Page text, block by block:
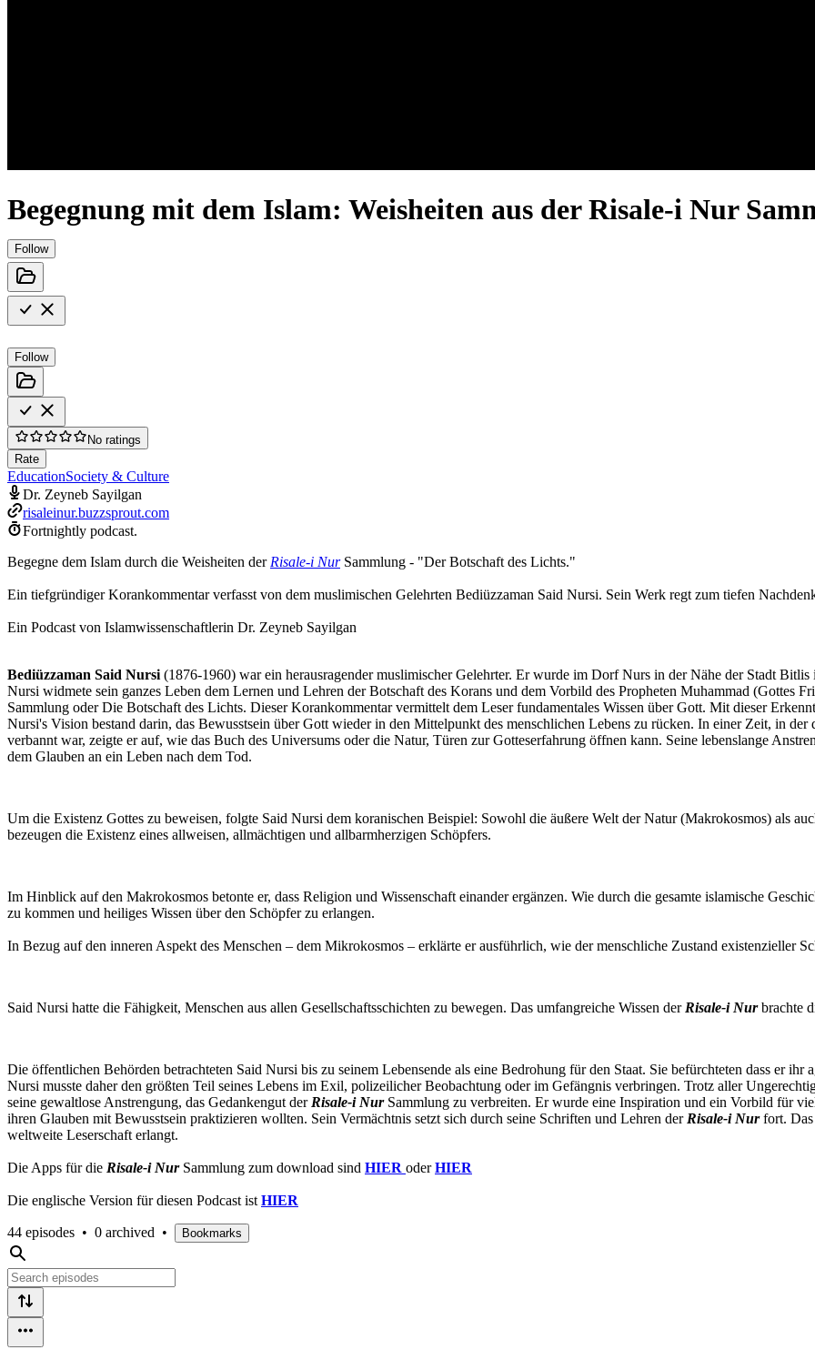
Begegnung mit dem Islam: Weisheiten aus der Risale-i Nur
Follow
Follow
No ratings
Rate
EducationSociety & Culture
Dr. Zeyneb Sayilgan
risaleinur.buzzsprout.com
Fortnightly podcast.
Begegne dem Islam durch die Weisheiten der Risale-i Nur Sammlung - "Der Botschaft des Lichts."
Ein tiefgründiger Korankommentar verfasst von dem muslimischen Gelehrten Bediüzzaman Said Nursi. Sein Werk regt zum tiefen
Ein Podcast von Islamwissenschaftlerin Dr. Zeyneb Sayilgan
Bediüzzaman Said Nursi (1876-1960) war ein herausragender muslimischer Gelehrter. Er wurde im Dorf Nurs in der Nähe der Stadt
Nursi widmete sein ganzes Leben dem Lernen und Lehren der Botschaft des Korans und dem Vorbild des Propheten Muhammad (Gottes
Sammlung oder Die Botschaft des Lichts. Dieser Korankommentar vermittelt dem Leser fundamentales Wissen über Gott. Mit dieser
Nursi's Vision bestand darin, das Bewusstsein über Gott wieder in den Mittelpunkt des menschlichen Lebens zu rücken. In einer Zeit, in
verbannt war, zeigte er auf, wie das Buch des Universums oder die Natur, Türen zur Gotteserfahrung öffnen kann. Seine lebenslange
dem Glauben an ein Leben nach dem Tod.
Um die Existenz Gottes zu beweisen, folgte Said Nursi dem koranischen Beispiel: Sowohl die äußere Welt der Natur (Makrokosmos) als
bezeugen die Existenz eines allweisen, allmächtigen und allbarmherzigen Schöpfers.
Im Hinblick auf den Makrokosmos betonte er, dass Religion und Wissenschaft einander ergänzen. Wie durch die gesamte islamische
zu kommen und heiliges Wissen über den Schöpfer zu erlangen.
In Bezug auf den inneren Aspekt des Menschen – dem Mikrokosmos – erklärte er ausführlich, wie der menschliche Zustand existenzieller
Said Nursi hatte die Fähigkeit, Menschen aus allen Gesellschaftsschichten zu bewegen. Das umfangreiche Wissen der Risale-i Nur brachte
Die öffentlichen Behörden betrachteten Said Nursi bis zu seinem Lebensende als eine Bedrohung für den Staat. Sie befürchteten dass er ihr
Nursi musste daher den größten Teil seines Lebens im Exil, polizeilicher Beobachtung oder im Gefängnis verbringen. Trotz aller
seine gewaltlose Anstrengung, das Gedankengut der Risale-i Nur Sammlung zu verbreiten. Er wurde eine Inspiration und ein Vorbild für
ihren Glauben mit Bewusstsein praktizieren wollten. Sein Vermächtnis setzt sich durch seine Schriften und Lehren der Risale-i Nurfort. Das
weltweite Leserschaft erlangt.
Die Apps für die Risale-i Nur Sammlung zum download sind HIER oderHIER
Die englische Version für diesen Podcast ist HIER
44 episodes • 0 archived • Bookmarks